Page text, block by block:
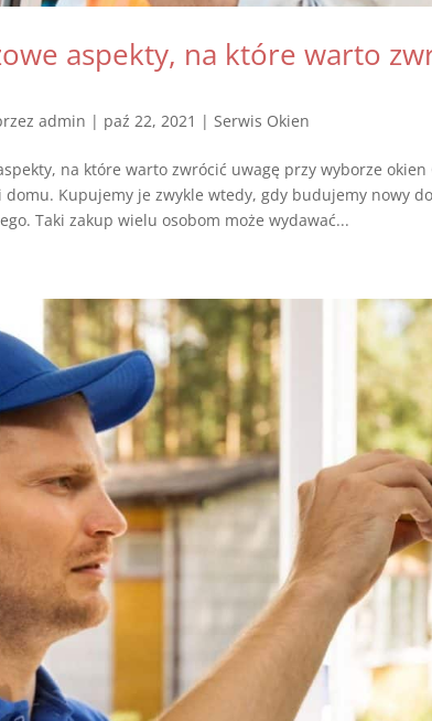
aspekty, na które warto
admin | paź 22, 2021 |Serwis Okien
na które warto zwrócić uwagę przy wyborze
domu. Kupujemy je zwykle wtedy, gdy budujemy nowy
Taki zakup wielu osobom może wydawać...